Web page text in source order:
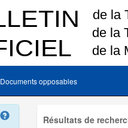
Documents opposables
Résultats de